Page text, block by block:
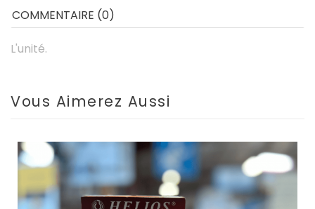
COMMENTAIRE (0)
L'unité.
Vous Aimerez Aussi